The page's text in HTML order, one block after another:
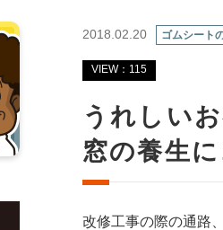
2018.02.20 ゴムシート
VIEW：115
うれしい
窓の養生
改修工事の際の通路